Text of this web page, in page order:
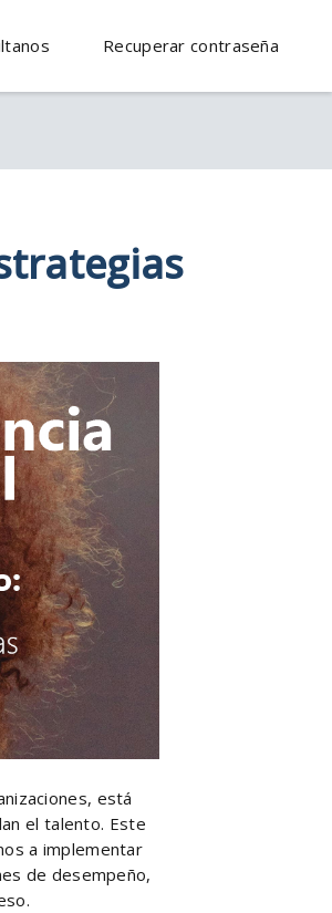
Recuperar contraseña
está
el talento. Este
a implementar
de desempeño,